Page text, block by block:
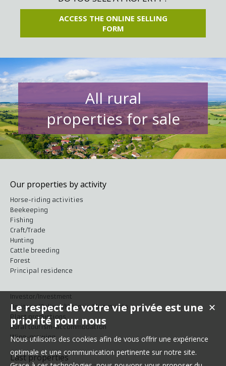
ACCESS THE ONLINE SELLING
FORM
All rural
properties for sale
Our properties by activity
Horse-riding activities
Beekeeping
Fishing
Craft/Trade
Hunting
Cattle breeding
Forest
Principal residence
Investor/Investment
Heritage/Culture/Historic Monuments
Plant productions
Rural tourism-accommodation
Wine-growing
Last properties
✕
Le respect de votre vie privée est une
priorité pour nous
Nous utilisons des cookies afin de vous offrir une expérience
optimale et une communication pertinente sur notre site.